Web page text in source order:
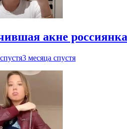
акне
3 месяца спустя